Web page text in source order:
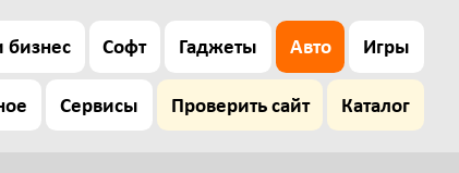
бизнес Софт Гаджеты Авто Игры
Сервисы Проверить сайт Каталог